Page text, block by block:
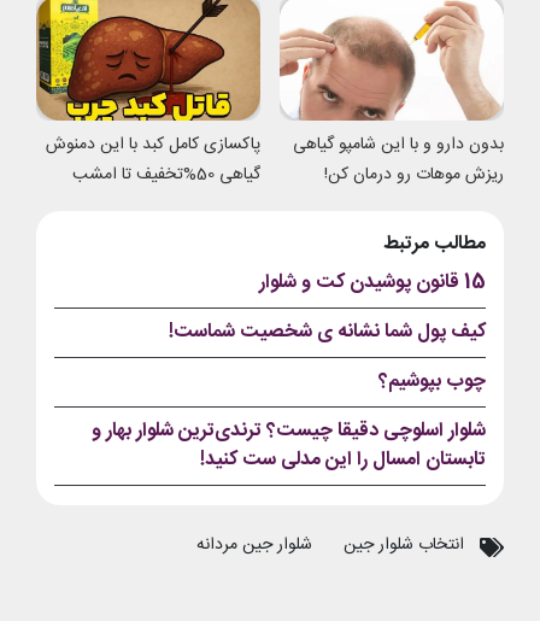
بدون دارو و با این شامپو گیاهی
ریزش موهات رو درمان کن!
پاکسازی کامل کبد با این دمنوش
گیاهی 50%تخفیف تا امشب
مطالب مرتبط
15 قانون پوشیدن کت و شلوار
کیف پول شما نشانه ی شخصیت شماست!
چوب بپوشیم؟
شلوار اسلوچی دقیقا چیست؟ ترندی‌ترین شلوار بهار و
تابستان امسال را این مدلی ست کنید!
انتخاب شلوار جین شلوار جین مردانه